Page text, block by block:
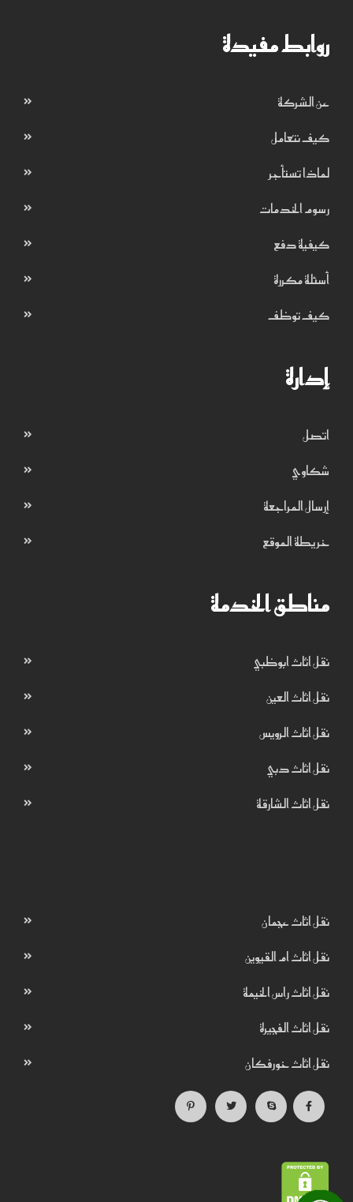
روابط مفيدة
عن الشركة
كيف نتعامل
لماذا تستأجر
رسوم الخدمات
كيفية دفع
أسئلة مكررة
كيف توظف
إدارة
اتصل
شكاوي
إرسال المراجعة
خريطة الموقع
مناطق الخدمة
نقل اثاث ابوظبي
نقل اثاث العين
نقل اثاث الرويس
نقل اثاث دبي
نقل اثاث الشارقة
نقل اثاث عجمان
نقل اثاث ام القيوين
نقل اثاث راس الخيمة
نقل اثاث الفجيرة
نقل اثاث خورفكان